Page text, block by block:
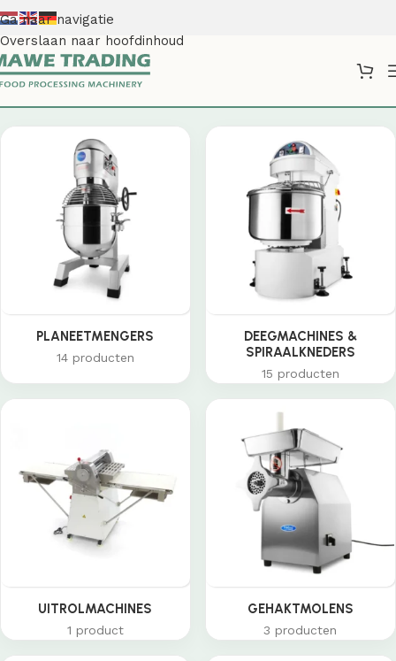
Ga naar navigatie
Overslaan naar hoofdinhoud
PLANEETMENGERS
14 producten
DEEGMACHINES &
SPIRAALKNEDERS
15 producten
UITROLMACHINES
1 product
GEHAKTMOLENS
3 producten